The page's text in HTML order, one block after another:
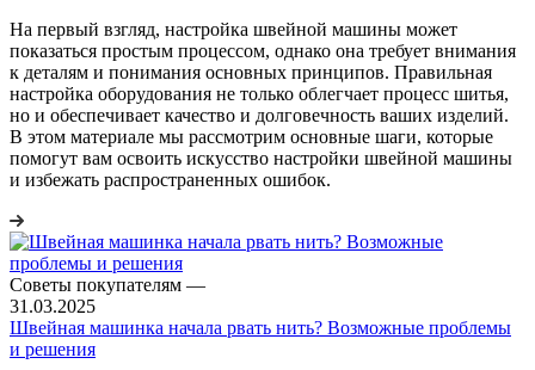
На первый взгляд, настройка швейной машины может
показаться простым процессом, однако она требует внимания
к деталям и понимания основных принципов. Правильная
настройка оборудования не только облегчает процесс шитья,
но и обеспечивает качество и долговечность ваших изделий.
В этом материале мы рассмотрим основные шаги, которые
помогут вам освоить искусство настройки швейной машины
и избежать распространенных ошибок.
Советы покупателям —
31.03.2025
Швейная машинка начала рвать нить? Возможные проблемы
и решения